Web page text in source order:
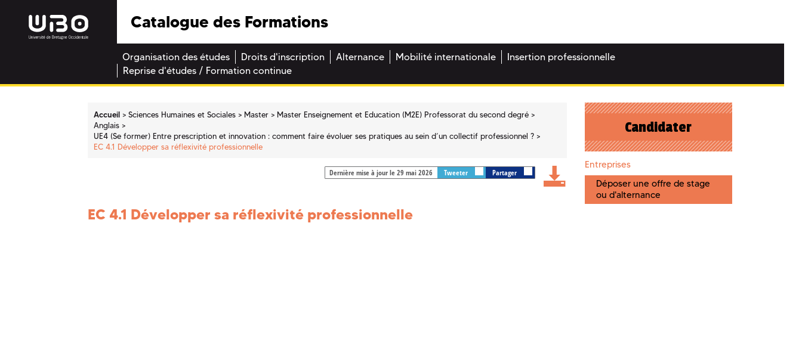
Catalogue des Formations
Organisation des études Droits d'inscription Alternance Mobilité internationale
Insertion professionnelle
Reprise d'études / Formation continue
Accueil Sciences Humaines et Sociales Master
Master Enseignement et Education (M2E) Professorat du second degré
Anglais
UE4 (Se former) Entre prescription et innovation : comment faire évoluer ses pratiques au sein d’un collectif professionnel ?
EC 4.1 Développer sa réflexivité professionnelle
Dernière mise à jour le 29 mai 2026 Tweeter Partager
EC 4.1 Développer sa réflexivité professionnelle
Candidater
Entreprises
Déposer une offre de stage
ou d'alternance